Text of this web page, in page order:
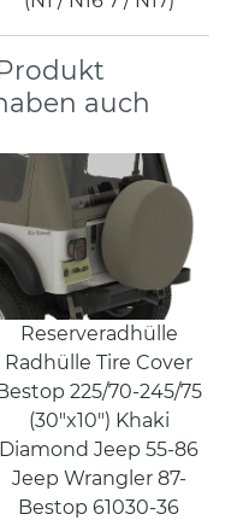
auch
Reserveradhülle
Radhülle Tire Cover
225/70-245/75
(30"x10") Khaki
Diamond Jeep 55-86
Jeep Wrangler 87-
Bestop 61030-36